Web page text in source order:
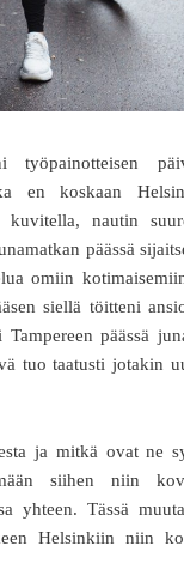
työpainotteisen
en koskaan
kuvitella, nautin
päässä
omiin
siellä töitteni
päässä
tuo taatusti jotakin
ja mitkä ovat ne
siihen niin
yhteen. Tässä
Helsinkiin niin